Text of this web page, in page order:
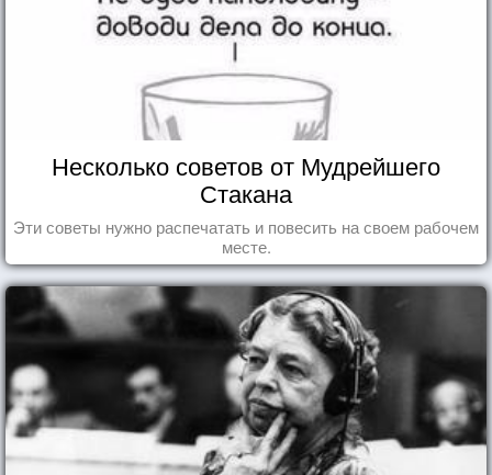
Несколько советов от Мудрейшего
Стакана
Эти советы нужно распечатать и повесить на своем рабочем
месте.